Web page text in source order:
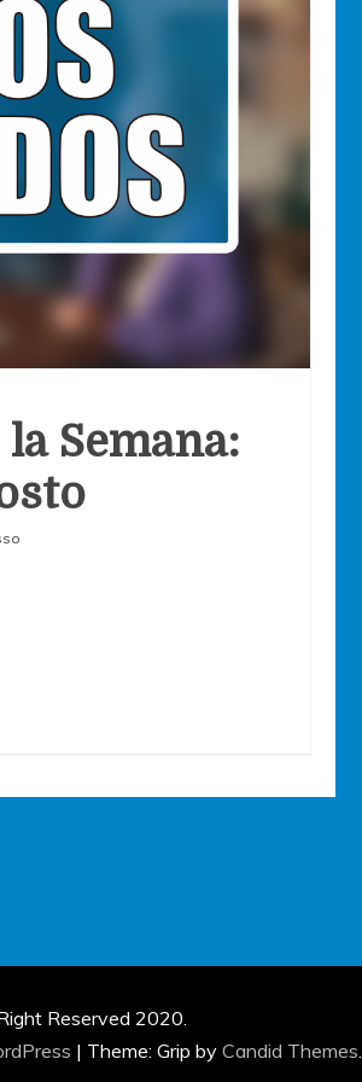
Semana:
Reserved 2020.
| Theme: Grip by Candid Themes.